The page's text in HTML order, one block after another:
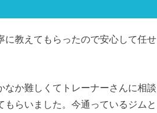
に教えてもらったので安心して任せ
か難しくてトレーナーさんに相談
らいました。今通っているジムと